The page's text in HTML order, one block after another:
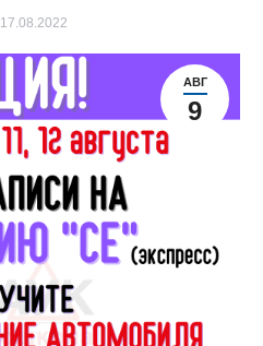
17.08.2022
АВГ
9